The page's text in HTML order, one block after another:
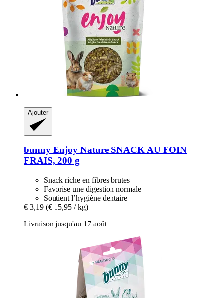
Ajouter
bunny Enjoy Nature SNACK AU FOIN
FRAIS, 200 g
Snack riche en fibres brutes
Favorise une digestion normale
Soutient l’hygiène dentaire
€ 3,19 (€ 15,95 / kg)
Livraison jusqu'au 17 août